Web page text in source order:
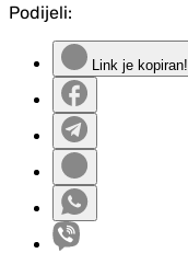
Podijeli:
Link je kopiran!